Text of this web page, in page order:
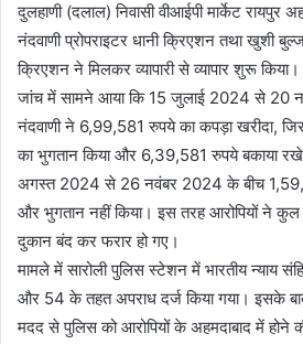
दुलहाणी (दलाल) निवासी वीआईपी मार्केट रायपुर
नंदवाणी प्रोपराइटर धानी क्रिएशन तथा खुशी
क्रिएशन ने मिलकर व्यापारी से व्यापार शुरू किया।
जांच में सामने आया कि 15 जुलाई 2024 से 20
नंदवाणी ने 6,99,581 रुपये का कपड़ा खरीदा,
का भुगतान किया और 6,39,581 रुपये बकाया
अगस्त 2024 से 26 नवंबर 2024 के बीच
और भुगतान नहीं किया। इस तरह आरोपियों ने
दुकान बंद कर फरार हो गए।
मामले में सारोली पुलिस स्टेशन में भारतीय न्याय
और 54 के तहत अपराध दर्ज किया गया। इसके
मदद से पुलिस को आरोपियों के अहमदाबाद में होने